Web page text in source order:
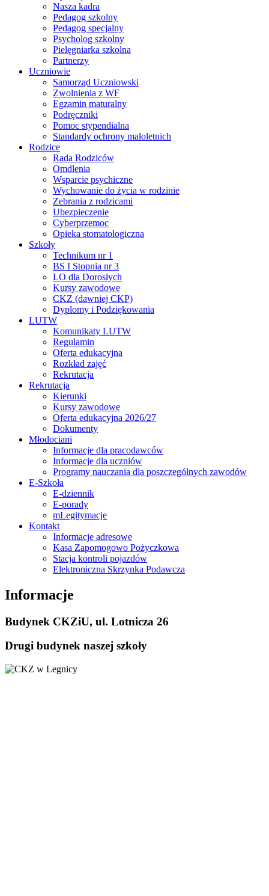
Nasza kadra
Pedagog szkolny
Pedagog specjalny
Psycholog szkolny
Pielęgniarka szkolna
Partnerzy
Uczniowie
Samorząd Uczniowski
Zwolnienia z WF
Egzamin maturalny
Podręczniki
Pomoc stypendialna
Standardy ochrony małoletnich
Rodzice
Rada Rodziców
Omdlenia
Wsparcie psychiczne
Wychowanie do życia w rodzinie
Zebrania z rodzicami
Ubezpieczenie
Cyberprzemoc
Opieka stomatologiczna
Szkoły
Technikum nr 1
BS I Stopnia nr 3
LO dla Dorosłych
Kursy zawodowe
CKZ (dawniej CKP)
Dyplomy i Podziękowania
LUTW
Komunikaty LUTW
Regulamin
Oferta edukacyjna
Rozkład zajęć
Rekrutacja
Rekrutacja
Kierunki
Kursy zawodowe
Oferta edukacyjna 2026/27
Dokumenty
Młodociani
Informacje dla pracodawców
Informacje dla uczniów
Programy nauczania dla poszczególnych zawodów
E-Szkoła
E-dziennik
E-porady
mLegitymacje
Kontakt
Informacje adresowe
Kasa Zapomogowo Pożyczkowa
Stacja kontroli pojazdów
Elektroniczna Skrzynka Podawcza
Informacje
Budynek CKZiU, ul. Lotnicza 26
Drugi budynek naszej szkoły